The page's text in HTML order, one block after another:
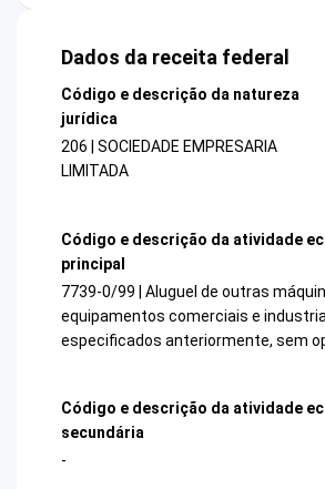
Dados da receita federal
Código e descrição da natureza
jurídica
206 | SOCIEDADE EMPRESARIA
LIMITADA
Código e descrição da atividade
principal
7739-0/99 | Aluguel de outras
equipamentos comerciais e
especificados anteriormente, sem
Código e descrição da atividade
secundária
-